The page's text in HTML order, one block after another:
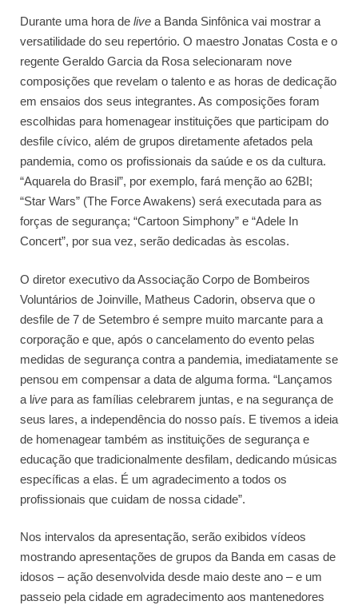
Durante uma hora de live a Banda Sinfônica vai mostrar a
versatilidade do seu repertório. O maestro Jonatas Costa e o
regente Geraldo Garcia da Rosa selecionaram nove
composições que revelam o talento e as horas de dedicação
em ensaios dos seus integrantes. As composições foram
escolhidas para homenagear instituições que participam do
desfile cívico, além de grupos diretamente afetados pela
pandemia, como os profissionais da saúde e os da cultura.
“Aquarela do Brasil”, por exemplo, fará menção ao 62BI;
“Star Wars” (The Force Awakens) será executada para as
forças de segurança; “Cartoon Simphony” e “Adele In
Concert”, por sua vez, serão dedicadas às escolas.
O diretor executivo da Associação Corpo de Bombeiros
Voluntários de Joinville, Matheus Cadorin, observa que o
desfile de 7 de Setembro é sempre muito marcante para a
corporação e que, após o cancelamento do evento pelas
medidas de segurança contra a pandemia, imediatamente se
pensou em compensar a data de alguma forma. “Lançamos
a live para as famílias celebrarem juntas, e na segurança de
seus lares, a independência do nosso país. E tivemos a ideia
de homenagear também as instituições de segurança e
educação que tradicionalmente desfilam, dedicando músicas
específicas a elas. É um agradecimento a todos os
profissionais que cuidam de nossa cidade”.
Nos intervalos da apresentação, serão exibidos vídeos
mostrando apresentações de grupos da Banda em casas de
idosos – ação desenvolvida desde maio deste ano – e um
passeio pela cidade em agradecimento aos mantenedores